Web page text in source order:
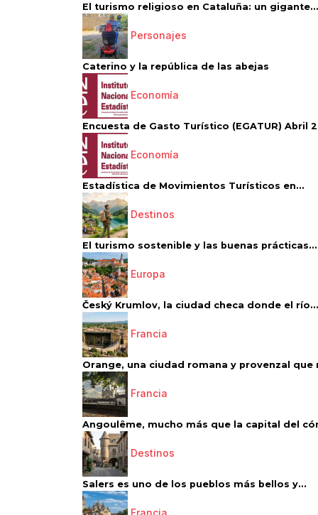
El turismo religioso en Cataluña: un gigante...
Personajes
Caterino y la república de las abejas
Economía
Encuesta de Gasto Turístico (EGATUR) Abril
Economía
Estadística de Movimientos Turísticos en...
Destinos
El turismo sostenible y las buenas prácticas...
Europa
Český Krumlov, la ciudad checa donde el río...
Francia
Orange, una ciudad romana y provenzal que
Francia
Angoulême, mucho más que la capital del
Destinos
Salers es uno de los pueblos más bellos y...
Francia